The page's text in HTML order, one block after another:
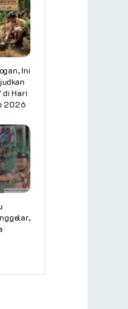
Ini
di Hari
2026